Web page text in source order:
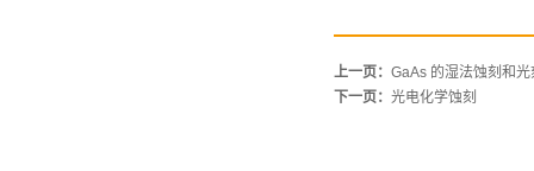
上一页： GaAs 的湿法蚀刻和光
下一页： 光电化学蚀刻